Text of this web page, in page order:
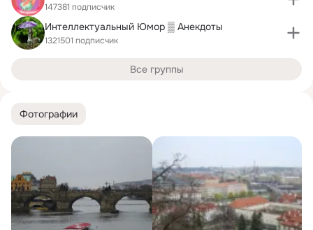
Фотографии
147381 подписчик
Интеллектуальный Юмор ▒ Анекдоты
1321501 подписчик
Все группы